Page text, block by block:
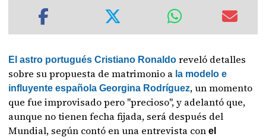
El astro portugués Cristiano Ronaldoreveló detalles
sobre su propuesta de matrimonio a la modelo e
influyente española Georgina Rodríguez, un momento
que fue improvisado pero "precioso", y adelantó que,
aunque no tienen fecha fijada, será después del
Mundial, según contó en una entrevista con el